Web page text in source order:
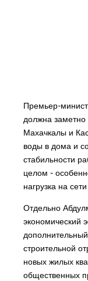
Премьер-
должна заметно
Махачкалы и
воды в дома и
стабильности
целом -
нагрузка на
Отдельно
экономический
строительной
новых жилых
общественных